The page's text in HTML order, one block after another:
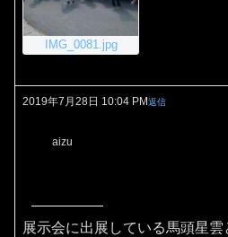
IMG_0081.jpg
2019年7月28日 10:04 PM返信
aizu
展示会に出展している馬頭星雲